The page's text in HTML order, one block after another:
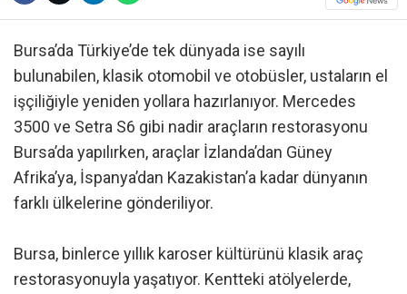
Bursa’da Türkiye’de tek dünyada ise sayılı
bulunabilen, klasik otomobil ve otobüsler, ustaların el
işçiliğiyle yeniden yollara hazırlanıyor. Mercedes
3500 ve Setra S6 gibi nadir araçların restorasyonu
Bursa’da yapılırken, araçlar İzlanda’dan Güney
Afrika’ya, İspanya’dan Kazakistan’a kadar dünyanın
farklı ülkelerine gönderiliyor.
Bursa, binlerce yıllık karoser kültürünü klasik araç
restorasyonuyla yaşatıyor. Kentteki atölyelerde,